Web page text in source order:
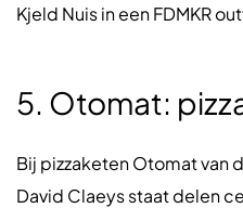
Kjeld Nuis in een FDMKR
5. Otomat:
Bij pizzaketen Otomat van
David Claeys staat delen